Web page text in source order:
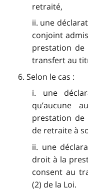
retraité,
ii. une
conjoint
prestation de
transfert au
6. Selon le cas :
i. une
qu’aucune
prestation
de retraite à
ii. une
droit à la
consent au
(2) de la Loi.